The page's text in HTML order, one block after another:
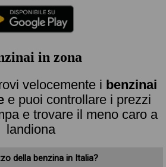
in zona
velocemente i benzinai
e puoi controllare i prezzi
e trovare il meno caro a
landiona
della benzina in Italia?